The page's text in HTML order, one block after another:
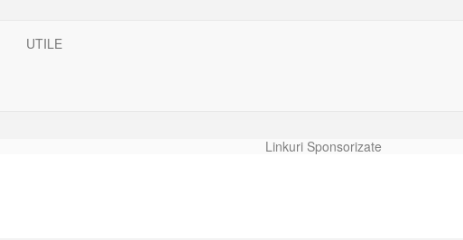
UTILE
Linkuri Sponsorizate